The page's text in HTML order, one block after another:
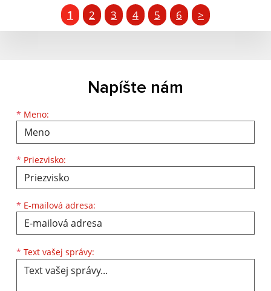
1 2 3 4 5 6 >
Napíšte nám
* Meno:
Meno
* Priezvisko:
Priezvisko
* E-mailová adresa:
E-mailová adresa
* Text vašej správy: